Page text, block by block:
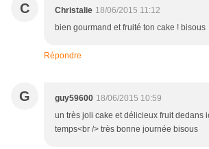
C Christalie 18/06/2015 11:12
bien gourmand et fruité ton cake ! bisous
Répondre
G guy59600 18/06/2015 10:59
un très joli cake et délicieux fruit dedans
temps<br /> très bonne journée bisous